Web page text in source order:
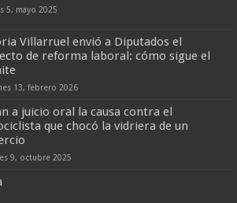
5, mayo 2025
Villarruel envió a Diputados el
de reforma laboral: cómo sigue el
13, febrero 2026
a juicio oral la causa contra el
que chocó la vidriera de un
9, octubre 2025